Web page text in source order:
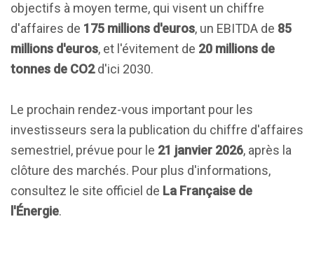
objectifs à moyen terme, qui visent un chiffre
d'affaires de 175 millions d'euros, un EBITDA de 85
millions d'euros, et l'évitement de 20 millions de
tonnes de CO2d'ici 2030.
Le prochain rendez-vous important pour les
investisseurs sera la publication du chiffre d'affaires
semestriel, prévue pour le 21 janvier 2026, après la
clôture des marchés. Pour plus d'informations,
consultez le site officiel de La Française de
l'Énergie.